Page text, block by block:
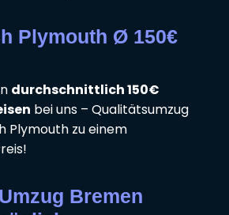
Plymouth Ø 150€
durchschnittlich 150€
bei uns – Qualitätsumzug
Plymouth zu einem
Bremen